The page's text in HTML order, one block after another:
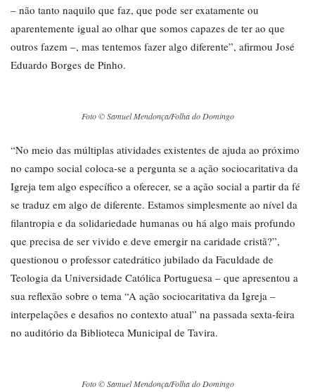
– não tanto naquilo que faz, que pode ser exatamente ou
aparentemente igual ao olhar que somos capazes de ter ao que
outros fazem –, mas tentemos fazer algo diferente”, afirmou José
Eduardo Borges de Pinho.
Foto © Samuel Mendonça/Folha do Domingo
“No meio das múltiplas atividades existentes de ajuda ao próximo
no campo social coloca-se a pergunta se a ação sociocaritativa da
Igreja tem algo específico a oferecer, se a ação social a partir da fé
se traduz em algo de diferente. Estamos simplesmente ao nível da
filantropia e da solidariedade humanas ou há algo mais profundo
que precisa de ser vivido e deve emergir na caridade cristã?”,
questionou o professor catedrático jubilado da Faculdade de
Teologia da Universidade Católica Portuguesa – que apresentou a
sua reflexão sobre o tema “A ação sociocaritativa da Igreja –
interpelações e desafios no contexto atual” na passada sexta-feira
no auditório da Biblioteca Municipal de Tavira.
Foto © Samuel Mendonça/Folha do Domingo